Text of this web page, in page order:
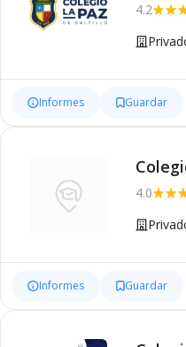
4.2
Informes Guardar
4.0
Informes Guardar